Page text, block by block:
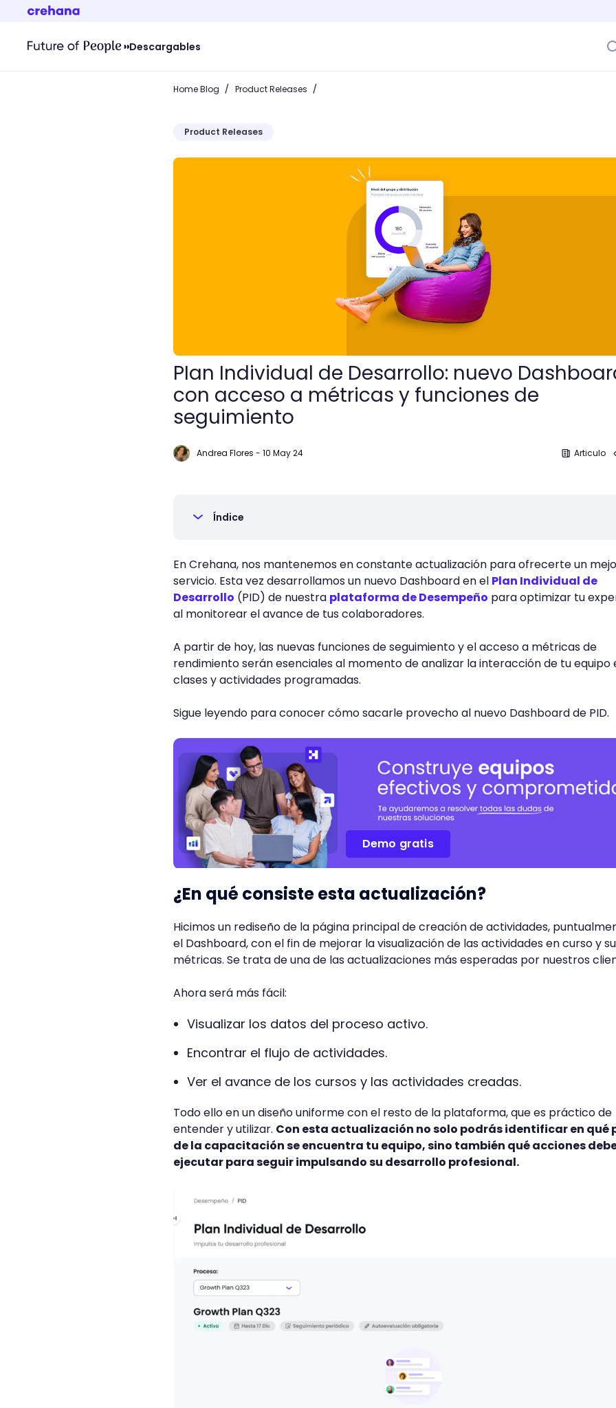
Descargables
Home Blog / Product Releases /
Product Releases
PIan Individual de Desarrollo: nuevo Dashboard con acceso a métricas y funciones
PIan Individual de Desarrollo: nuevo
con acceso a métricas y funciones de
seguimiento
Andrea Flores - 10 May 24 Articulo
Índice
En Crehana, nos mantenemos en constante actualización para ofrecerte un
servicio. Esta vez desarrollamos un nuevo Dashboard en el Plan Individual de
Desarrollo (PID) de nuestra plataforma de Desempeño para optimizar tu
al monitorear el avance de tus colaboradores.
A partir de hoy, las nuevas funciones de seguimiento y el acceso a métricas de
rendimiento serán esenciales al momento de analizar la interacción de tu equipo
clases y actividades programadas.
Sigue leyendo para conocer cómo sacarle provecho al nuevo Dashboard de PID.
Demo gratis
¿En qué consiste esta actualización?
Hicimos un rediseño de la página principal de creación de actividades,
el Dashboard, con el fin de mejorar la visualización de las actividades en curso y
métricas. Se trata de una de las actualizaciones más esperadas por nuestros
Ahora será más fácil:
Visualizar los datos del proceso activo.
Encontrar el flujo de actividades.
Ver el avance de los cursos y las actividades creadas.
Todo ello en un diseño uniforme con el resto de la plataforma, que es práctico de
entender y utilizar. Con esta actualización no solo podrás identificar en qué
de la capacitación se encuentra tu equipo, sino también qué acciones
ejecutar para seguir impulsando su desarrollo profesional.